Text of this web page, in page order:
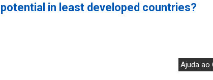
potential in least developed countries?
Ajuda ao